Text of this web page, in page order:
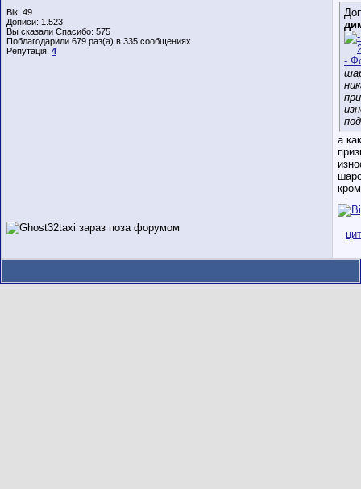
Вік: 49
Дописи: 1.523
Вы сказали Спасибо: 575
Поблагодарили 679 раз(а) в 335 сообщениях
Репутація: 4
а